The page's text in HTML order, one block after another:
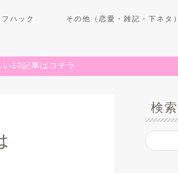
ハック その他（恋愛・雑記・下ネタ）
10記事はコチラ
検索